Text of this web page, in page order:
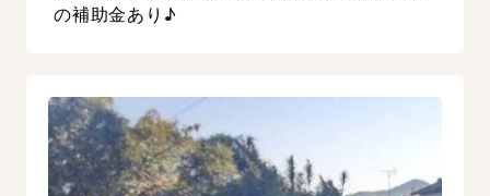
の補助金あり♪